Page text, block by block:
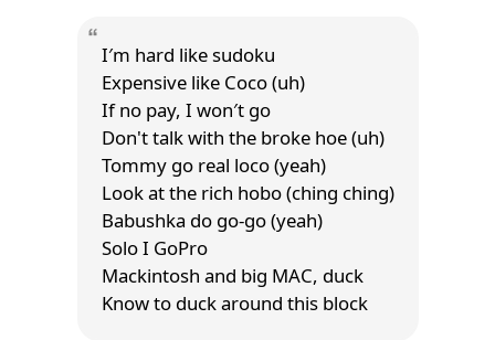
I′m hard like sudoku
Expensive like Coco (uh)
If no pay, I won′t go
Don't talk with the broke hoe (uh)
Tommy go real loco (yeah)
Look at the rich hobo (ching ching)
Babushka do go-go (yeah)
Solo I GoPro
Mackintosh and big MAC, duck
Know to duck around this block